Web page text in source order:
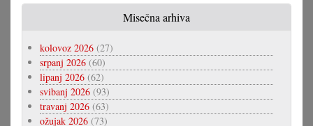
Misečna arhiva
kolovoz 2026 (27)
srpanj 2026 (60)
lipanj 2026 (62)
svibanj 2026 (93)
travanj 2026 (63)
ožujak 2026 (73)